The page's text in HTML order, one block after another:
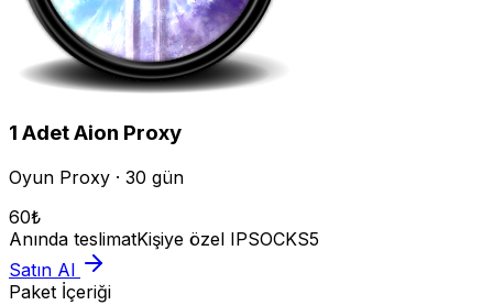
1 AdetAion Proxy
Oyun Proxy · 30 gün
60₺
Anında teslimatKişiye özel IPSOCKS5
Satın Al
Paket İçeriği